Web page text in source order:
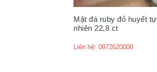
Mặt đá ruby đỏ huyết tự
nhiên 22,8 ct
Liên hệ: 0972620000